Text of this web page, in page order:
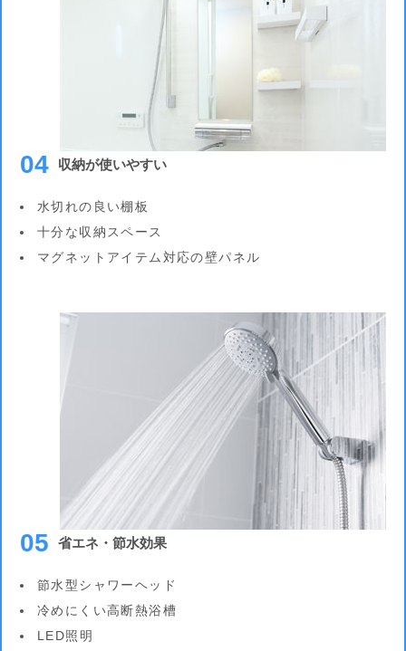
04 収納が使いやすい
水切れの良い棚板
十分な収納スペース
マグネットアイテム対応の壁パネル
05 省エネ・節水効果
節水型シャワーヘッド
冷めにくい高断熱浴槽
LED照明